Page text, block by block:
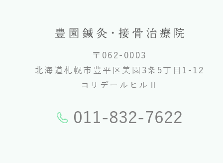
〒062-0003
北海道札幌市豊平区美園3条5丁目1-12
コリデールヒルⅡ
011-832-7622